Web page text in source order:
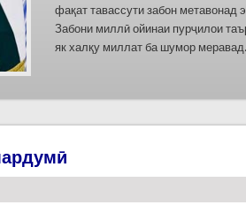
кишварҳои Осиёи Марказӣ, аз он
минтақавии Фарғона-Сирдарё», ки
Тоҷикистон ва Ўзбекистон